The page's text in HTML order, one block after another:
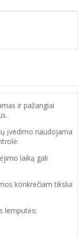
ir pažangiai
įvedimo naudojama
laiką gali
konkrečiam tikslui
lemputės;